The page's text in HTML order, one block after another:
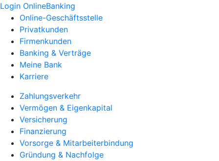
Login OnlineBanking
Online-Geschäftsstelle
Privatkunden
Firmenkunden
Banking & Verträge
Meine Bank
Karriere
Zahlungsverkehr
Vermögen & Eigenkapital
Versicherung
Finanzierung
Vorsorge & Mitarbeiterbindung
Gründung & Nachfolge